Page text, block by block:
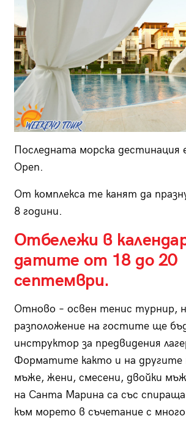
Последната морска дестинация
Open.
От комплекса те канят да
8 години.
Отбележи в
датите от 18 до 20
септември.
Отново – освен тенис турнир,
разположение на гостите ще
инструктор за предвидения
Форматите както и на другите
мъже, жени, смесени, двойки
на Санта Марина са със спираща
към морето в съчетание с